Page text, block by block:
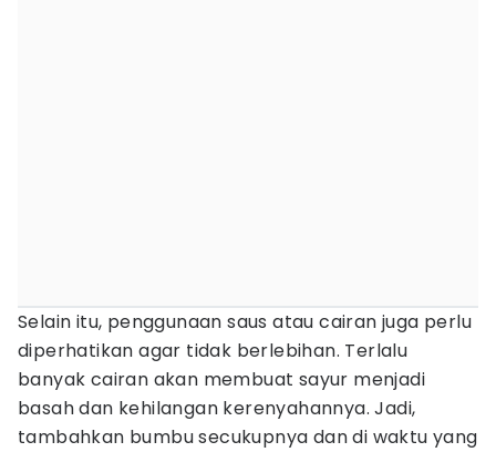
Selain itu, penggunaan saus atau cairan juga perlu
diperhatikan agar tidak berlebihan. Terlalu
banyak cairan akan membuat sayur menjadi
basah dan kehilangan kerenyahannya. Jadi,
tambahkan bumbu secukupnya dan di waktu yang